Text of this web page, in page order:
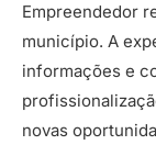
Empreendedor
município. A
informações e
novas